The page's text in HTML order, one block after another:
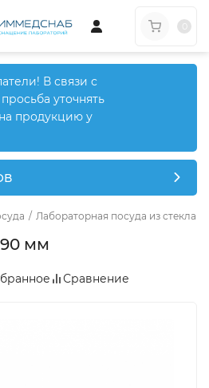
В связи с
уточнять
продукцию у
/ Лабораторная посуда из стекла
мм
Сравнение